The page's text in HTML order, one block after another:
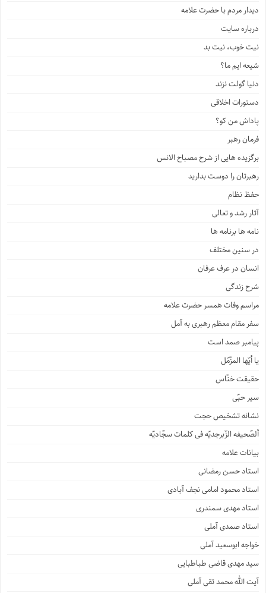
دیدار مردم با حضرت علامه
درباره سایت
نیت خوب، نیت بد
شیعه ایم ما؟
دنیا گولت نزند
دستورات اخلاقی
پاداش من کو؟
فرمان رهبر
برگزیده هایی از شرح مصباح الانس
رهبرتان را دوست بدارید
حفظ نظام
آثار رشد و تعالی
نامه ها برنامه ها
در سنین مختلف
انسان در عرف عرفان
شرح زندگی
مراسم وفات همسر حضرت علامه
سفر مقام معظم رهبری به آمل
پیامبر صمد است
یا أیّها المزّمّل
حقیقت خنّاس
سیر حبّی
نشانه تشخیص حجت
ألصّحیفه الزّبرجدیّه فی کلمات سجّادیّه
بیانات علامه
استاد حسن رمضانی
استاد محمود امامی نجف آبادی
استاد مهدی سمندری
استاد صمدی آملی
خواجه ابوسعید آملی
سید مهدی قاضی طباطبایی
آیت الله محمد تقی آملی